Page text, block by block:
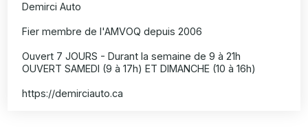
Demirci Auto
Fier membre de l'AMVOQ depuis 2006
Ouvert 7 JOURS - Durant la semaine de 9 à 21h
OUVERT SAMEDI (9 à 17h) ET DIMANCHE (10 à 16h)
https://demirciauto.ca